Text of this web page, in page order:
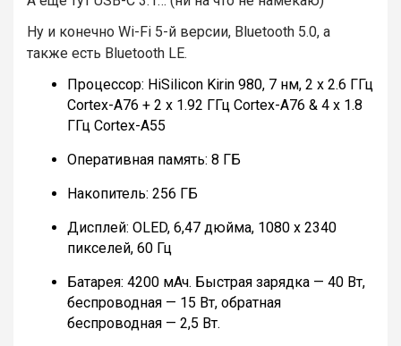
Ну и конечно Wi-Fi 5-й версии, Bluetooth 5.0, а
также есть Bluetooth LE.
Процессор: HiSilicon Kirin 980, 7 нм, 2 x 2.6 ГГц
Cortex-A76 + 2 x 1.92 ГГц Cortex-A76 & 4 x 1.8
ГГц Cortex-A55
Оперативная память: 8 ГБ
Накопитель: 256 ГБ
Дисплей: OLED, 6,47 дюйма, 1080 х 2340
пикселей, 60 Гц
Батарея: 4200 мАч. Быстрая зарядка — 40 Вт,
беспроводная — 15 Вт, обратная
беспроводная — 2,5 Вт.